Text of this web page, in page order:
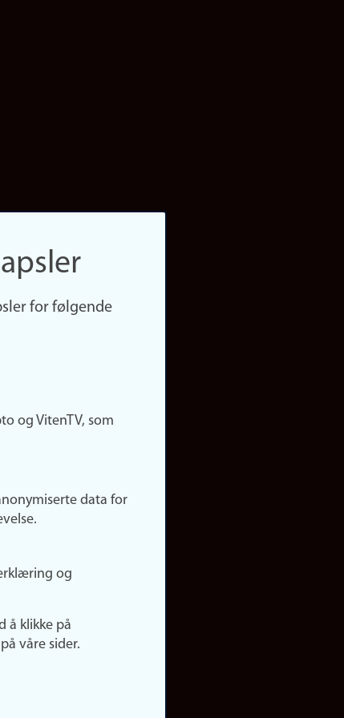
for følgende
og VitenTV, som
data for
og
å klikke på
våre sider.